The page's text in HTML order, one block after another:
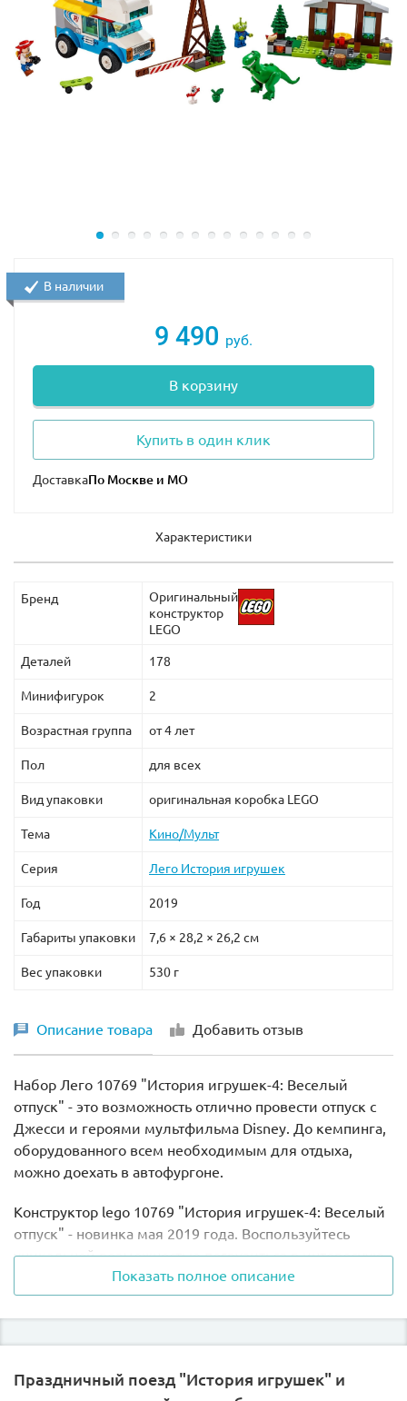
9 490 руб.
В корзину
Купить в один клик
Доставка
В наличии
Характеристики
Бренд
Оригинальный
конструктор
LEGO
Деталей 178
Минифигурок 2
Возрастная группа от 4 лет
Пол для всех
Вид упаковки оригинальная коробка LEGO
Тема Кино/Мульт
Серия Лего История игрушек
Год 2019
Габариты упаковки 7,6 × 28,2 × 26,2 см
Вес упаковки 530 г
Описание товара Добавить отзыв
Набор Лего 10769 "История игрушек-4: Веселый
отпуск" - это возможность отлично провести отпуск с
Джесси и героями мультфильма Disney. До кемпинга,
оборудованного всем необходимым для отдыха,
можно доехать в автофургоне.
Конструктор lego 10769 "История игрушек-4: Веселый
отпуск" - новинка мая 2019 года. Воспользуйтесь
уникальной возможностью погрузиться в интересную
и увлекательную игру с набором lego 10769 Веселый
отпуск из серии Toy Story 4.
автомобиле вместе с персонажами конструктора Лего
Показать полное описание
Праздничный поезд "История игрушек" и